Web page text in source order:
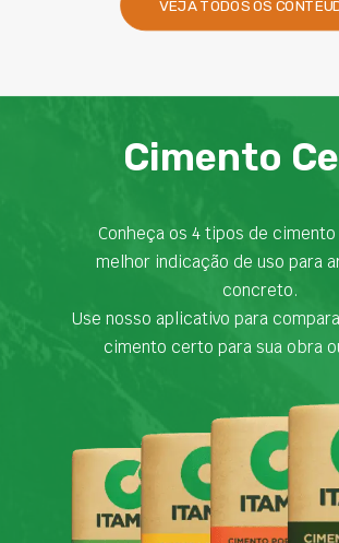
VEJA TODOS OS
Cimento
Conheça os 4 tipos de
melhor indicação de uso para
concreto.
Use nosso aplicativo para
cimento certo para sua obra